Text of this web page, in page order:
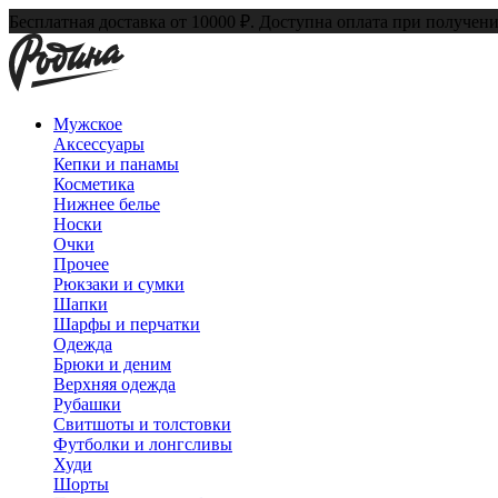
Бесплатная доставка от 10000 ₽. Доступна оплата при
Мужское
Аксессуары
Кепки и панамы
Косметика
Нижнее белье
Носки
Очки
Прочее
Рюкзаки и сумки
Шапки
Шарфы и перчатки
Одежда
Брюки и деним
Верхняя одежда
Рубашки
Свитшоты и толстовки
Футболки и лонгсливы
Худи
Шорты